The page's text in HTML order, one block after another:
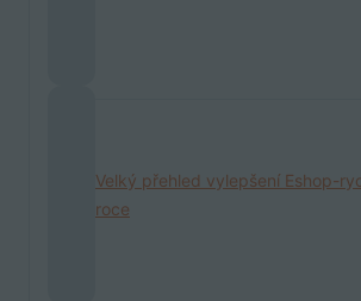
Velký přehled vylepšení Eshop-
roce